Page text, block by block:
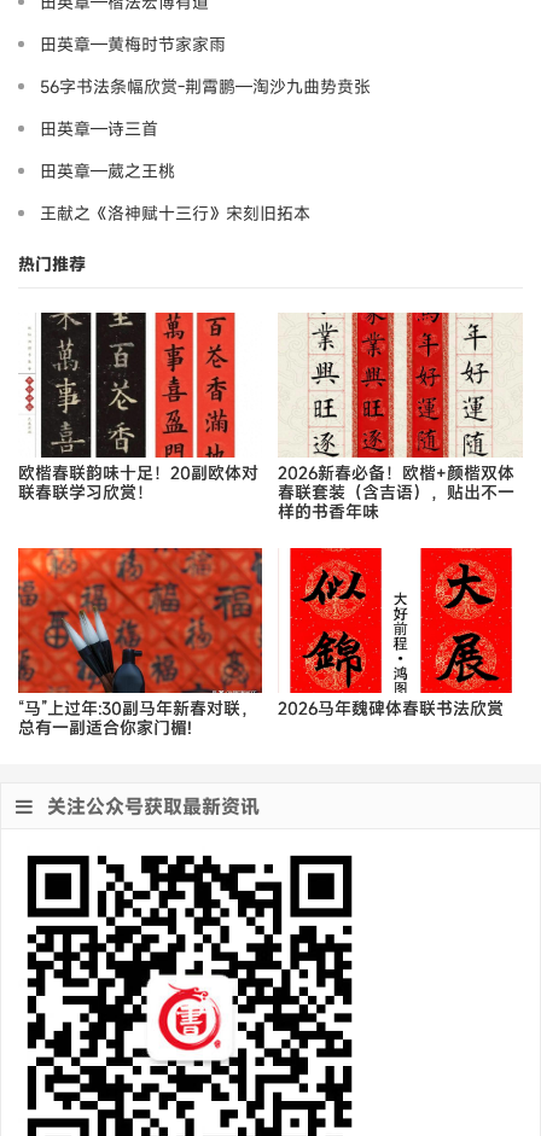
田英章—黄梅时节家家雨
56字书法条幅欣赏-荆霄鹏—淘沙九曲势贲张
田英章—诗三首
田英章—葳之王桃
王献之《洛神赋十三行》宋刻旧拓本
热门推荐
欧楷春联韵味十足！20副欧体对
联春联学习欣赏！
2026新春必备！欧楷+颜楷双体
春联套装（含吉语），贴出不一
样的书香年味
“马”上过年:30副马年新春对联，
总有一副适合你家门楣!
2026马年魏碑体春联书法欣赏
关注公众号获取最新资讯